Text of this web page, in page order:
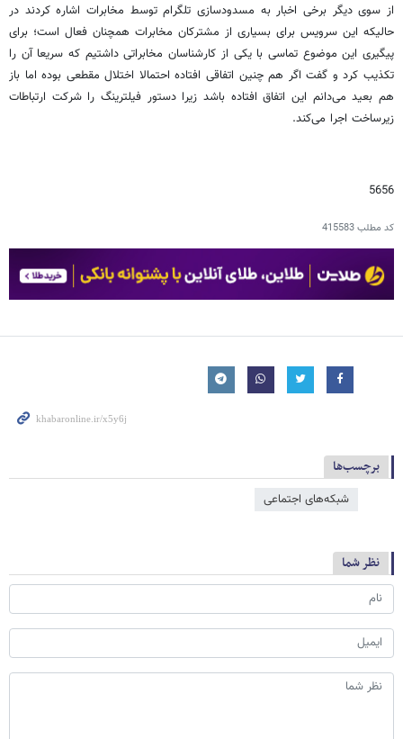
از سوی دیگر برخی اخبار به مسدودسازی تلگرام توسط مخابرات اشاره کردند در
حالیکه این سرویس برای بسیاری از مشترکان مخابرات همچنان فعال است؛ برای
پیگیری این موضوع تماسی با یکی از کارشناسان مخابراتی داشتیم که سریعا آن را
تکذیب کرد و گفت اگر هم چنین اتفاقی افتاده احتمالا اختلال مقطعی بوده اما باز
هم بعید می‌دانم این اتفاق افتاده باشد زیرا دستور فیلترینگ را شرکت ارتباطات
زیرساخت اجرا می‌کند.
5656
کد مطلب415583
برچسب‌ها
شبکه‌‌های اجتماعی
نظر شما